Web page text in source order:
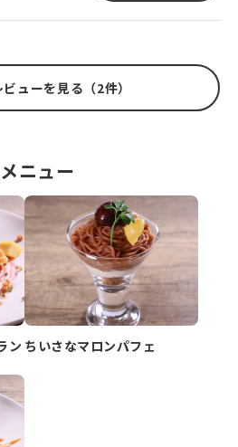
ューを見る（2件）
ニュー
ン ちいさなマロンパフェ